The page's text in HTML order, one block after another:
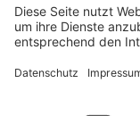
Links